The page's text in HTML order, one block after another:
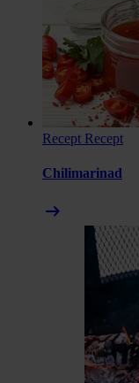
Recept Recept
Chilimarinad
arrow_right_alt